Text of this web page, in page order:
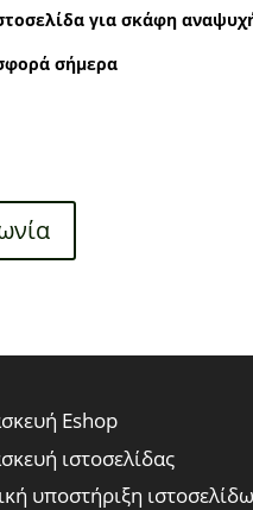
για σκάφη
σήμερα
Eshop
ιστοσελίδας
υποστήριξη